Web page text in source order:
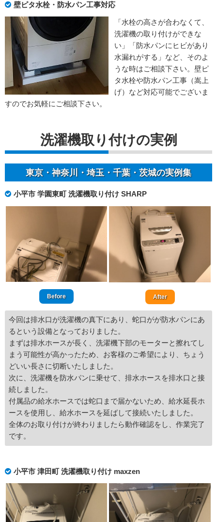
壁ピタ水栓・防水パン工事対応
「水栓の高さが合わなくて、
洗濯機の取り付けができな
い」「防水パンにヒビがあり
水漏れがする」など、そのよ
うな時はご相談下さい。壁ピ
タ水栓や防水パン工事（嵩上
げ）など対応可能でございま
すのでお気軽にご相談下さい。
洗濯機取り付けの実例
東京・神奈川・埼玉・千葉・茨城の実例集
小平市 学園東町 洗濯機取り付け SHARP
Before After
今回は排水口が洗濯機の真下にあり、蛇口がが防水パンにあ
るという設備となっておりました。
まずは排水ホースが長く、洗濯機下部のモーターと擦れてし
まう可能性が高かったため、お客様のご希望により、ちょう
どいい長さに切断いたしました。
次に、洗濯機を防水パンに乗せて、排水ホースを排水口と接
続しました。
付属品の給水ホースでは蛇口まで届かないため、給水延長ホ
ースを使用し、給水ホースを延ばして接続いたしました。
全体のお取り付けが終わりましたら動作確認をし、作業完了
です。
小平市 津田町 洗濯機取り付け maxzen